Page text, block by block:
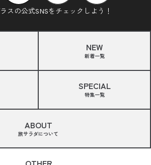
スの公式SNSをチェックしよう！
NEW
新着一覧
SPECIAL
特集一覧
ABOUT
旅サラダについて